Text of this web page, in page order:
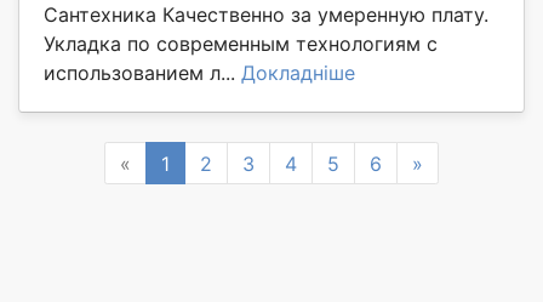
Сантехника Качественно за умеренную плату.
Укладка по современным технологиям с
использованием л... Докладніше
« Previous
1 2 3 4 5 6 »